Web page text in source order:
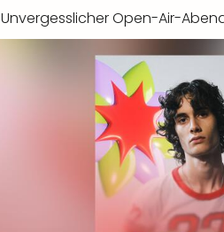
Unvergesslicher Open-Air-